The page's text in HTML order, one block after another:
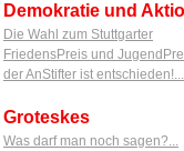
Demokratie und
Die Wahl zum Stuttgarter
FriedensPreis und
der AnStifter ist entschieden!...
Groteskes
Was darf man noch sagen?...